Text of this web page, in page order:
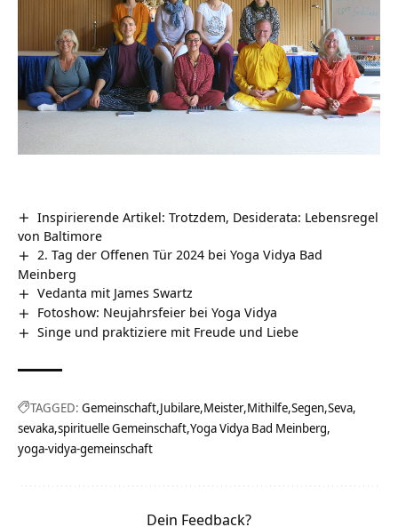
Inspirierende Artikel: Trotzdem, Desiderata: Lebensregel
von Baltimore
2. Tag der Offenen Tür 2024 bei Yoga Vidya Bad
Meinberg
Vedanta mit James Swartz
Fotoshow: Neujahrsfeier bei Yoga Vidya
Singe und praktiziere mit Freude und Liebe
TAGGED: Gemeinschaft Jubilare Meister Mithilfe Segen Seva
sevaka spirituelle Gemeinschaft Yoga Vidya Bad Meinberg
yoga-vidya-gemeinschaft
Dein Feedback?